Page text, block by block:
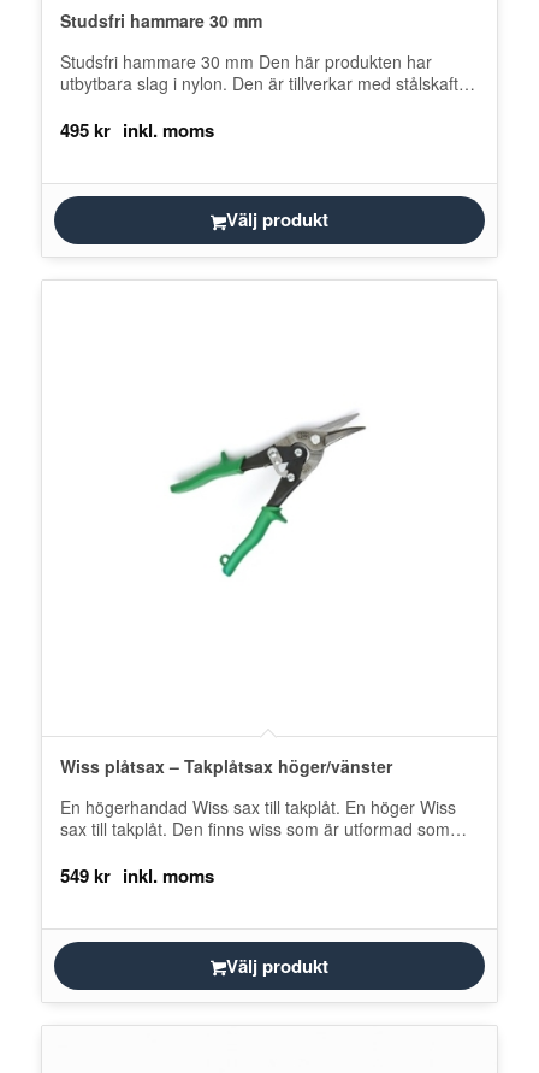
Studsfri hammare 30 mm
Studsfri hammare 30 mm Den här produkten har
utbytbara slag i nylon. Den är tillverkar med stålskaft
495kr
Välj produkt
Wiss plåtsax – Takplåtsax höger/vänster
En högerhandad Wiss sax till takplåt. En höger Wiss
sax till takplåt. Den finns wiss som är utformad som
549kr
Välj produkt